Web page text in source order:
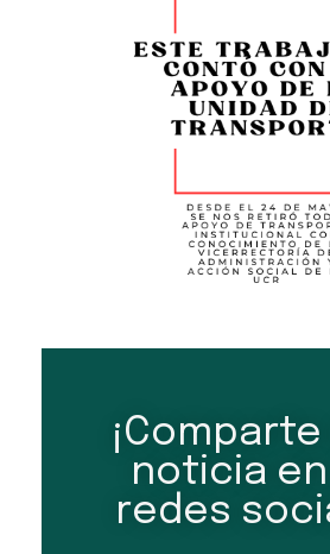
noticia
redes